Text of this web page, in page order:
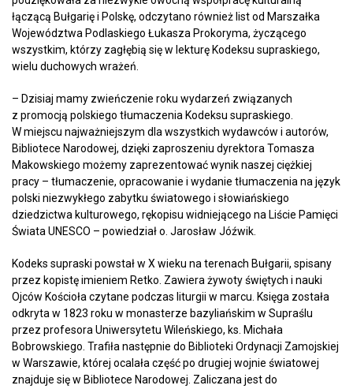
łączącą Bułgarię i Polskę, odczytano również list od Marszałka
Województwa Podlaskiego Łukasza Prokoryma, życzącego
wszystkim, którzy zagłębią się w lekturę Kodeksu supraskiego,
wielu duchowych wrażeń.
– Dzisiaj mamy zwieńczenie roku wydarzeń związanych
z promocją polskiego tłumaczenia Kodeksu supraskiego.
W miejscu najważniejszym dla wszystkich wydawców i autorów,
Bibliotece Narodowej, dzięki zaproszeniu dyrektora Tomasza
Makowskiego możemy zaprezentować wynik naszej ciężkiej
pracy – tłumaczenie, opracowanie i wydanie tłumaczenia na język
polski niezwykłego zabytku światowego i słowiańskiego
dziedzictwa kulturowego, rękopisu widniejącego na Liście Pamięci
Świata UNESCO – powiedział o. Jarosław Jóźwik.
Kodeks supraski powstał w X wieku na terenach Bułgarii, spisany
przez kopistę imieniem Retko. Zawiera żywoty świętych i nauki
Ojców Kościoła czytane podczas liturgii w marcu. Księga została
odkryta w 1823 roku w monasterze bazyliańskim w Supraślu
przez profesora Uniwersytetu Wileńskiego, ks. Michała
Bobrowskiego. Trafiła następnie do Biblioteki Ordynacji Zamojskiej
w Warszawie, której ocalała część po drugiej wojnie światowej
znajduje się w Bibliotece Narodowej. Zaliczana jest do